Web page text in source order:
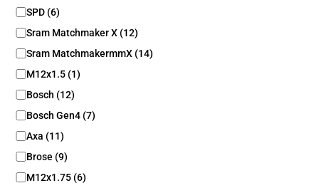
b
i
l
i
é
SPD (6)
Sram Matchmaker X (12)
Sram MatchmakermmX (14)
M12x1.5 (1)
Bosch (12)
Bosch Gen4 (7)
Axa (11)
Brose (9)
M12x1.75 (6)